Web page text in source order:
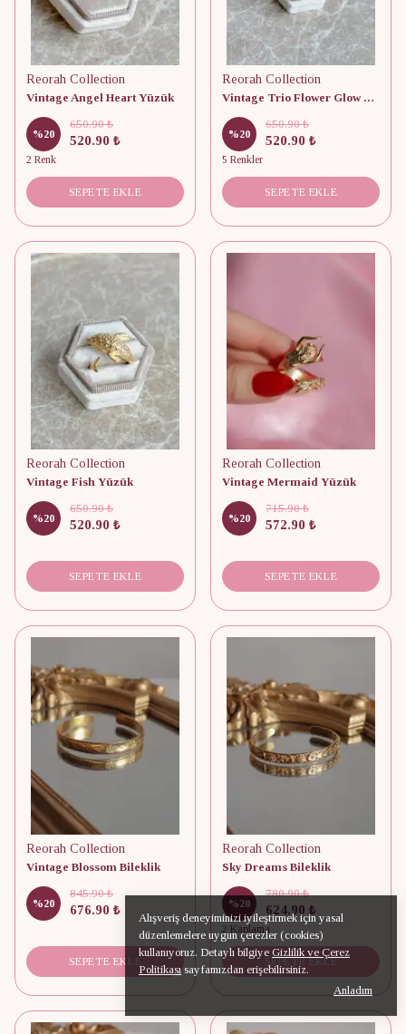
Alışveriş deneyiminizi iyileştirmek için yasal
düzenlemelere uygun çerezler (cookies)
kullanıyoruz. Detaylı bilgiye Gizlilik ve Çerez
Politikasısayfamızdan erişebilirsiniz.
Anladım
Reorah Collection
Vintage Angel Heart Yüzük
%20
650.90 ₺
520.90 ₺
2 Renk
SEPETE EKLE
Reorah Collection
Vintage Trio Flower Glow Yüzük
%20
650.90 ₺
520.90 ₺
5 Renkler
SEPETE EKLE
Reorah Collection
Vintage Fish Yüzük
%20
650.90 ₺
520.90 ₺
SEPETE EKLE
Reorah Collection
Vintage Mermaid Yüzük
%20
715.90 ₺
572.90 ₺
SEPETE EKLE
Reorah Collection
Vintage Blossom Bileklik
%20
845.90 ₺
676.90 ₺
SEPETE EKLE
Reorah Collection
Sky Dreams Bileklik
%20
780.90 ₺
624.90 ₺
2 Kaplama
SEPETE EKLE